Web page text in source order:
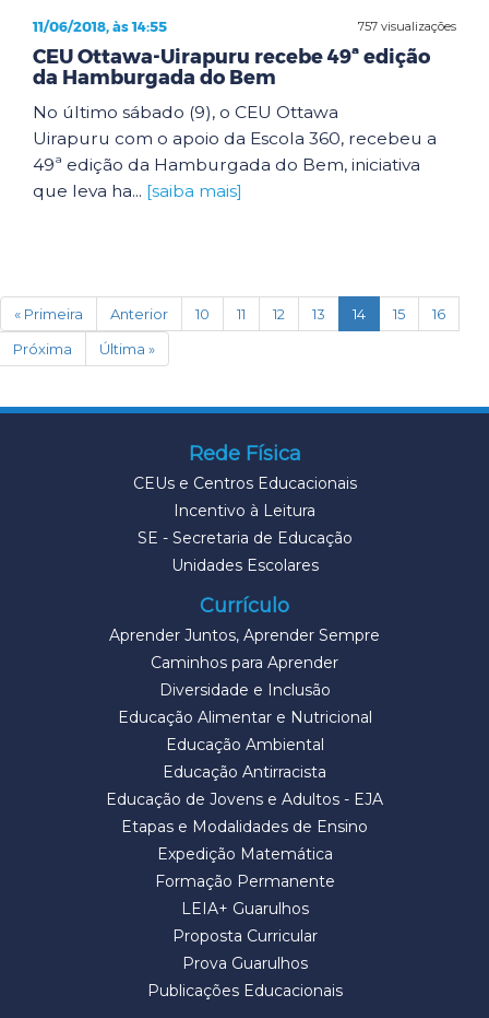
757 visualizações
11/06/2018, às 14:55
CEU Ottawa-Uirapuru recebe 49ª edição
da Hamburgada do Bem
No último sábado (9), o CEU Ottawa
Uirapuru com o apoio da Escola 360, recebeu a
49ª edição da Hamburgada do Bem, iniciativa
que leva ha... [saiba mais]
« Primeira Anterior 10 11 12 13 14(current)
15
16
Próxima
Última »
Rede Física
CEUs e Centros Educacionais
Incentivo à Leitura
SE - Secretaria de Educação
Unidades Escolares
Currículo
Aprender Juntos, Aprender Sempre
Caminhos para Aprender
Diversidade e Inclusão
Educação Alimentar e Nutricional
Educação Ambiental
Educação Antirracista
Educação de Jovens e Adultos - EJA
Etapas e Modalidades de Ensino
Expedição Matemática
Formação Permanente
LEIA+ Guarulhos
Proposta Curricular
Prova Guarulhos
Publicações Educacionais